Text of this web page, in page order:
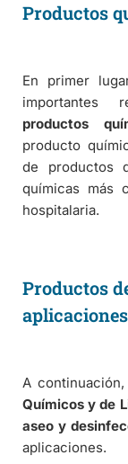
Productos
En primer
importantes
productos
producto
de productos
químicas más
hospitalaria.
Productos
aplicaciones
A
Químicos y de
aseo y
aplicaciones.